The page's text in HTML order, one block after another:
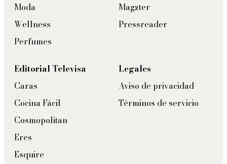
Moda
Wellness
Perfumes
Magzter
Pressreader
Editorial Televisa
Caras
Cocina Fácil
Cosmopolitan
Eres
Esquire
Legales
Aviso de privacidad
Términos de servicio